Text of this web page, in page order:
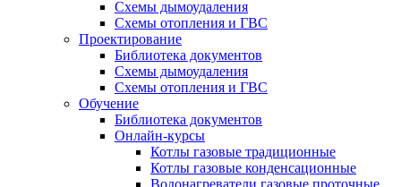
Схемы дымоудаления
Схемы отопления и ГВС
Проектирование
Библиотека документов
Схемы дымоудаления
Схемы отопления и ГВС
Обучение
Библиотека документов
Онлайн-курсы
Котлы газовые традиционные
Котлы газовые конденсационные
Водонагреватели газовые проточные